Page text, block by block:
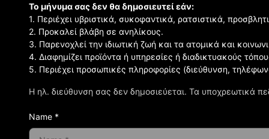
Η ηλ. διεύθυνση σας δεν δημοσιεύεται. Τα υποχρεωτικά
Το μήνυμα σας δεν θα δημοσιευτεί εάν:
1. Περιέχει υβριστικά, συκοφαντικά, ρατσιστικά,
2. Προκαλεί βλάβη σε ανηλίκους.
3. Παρενοχλεί την ιδιωτική ζωή και τα ατομικά και
4. Διαφημίζει προϊόντα ή υπηρεσίες ή διαδικτυακούς
5. Περιέχει προσωπικές πληροφορίες (διεύθυνση,
Name *